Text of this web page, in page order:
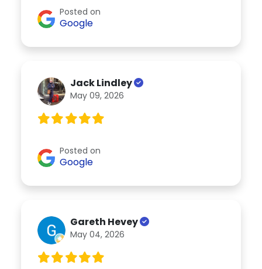
Posted on
Google
Jack Lindley
May 09, 2026
Posted on
Google
Gareth Hevey
May 04, 2026